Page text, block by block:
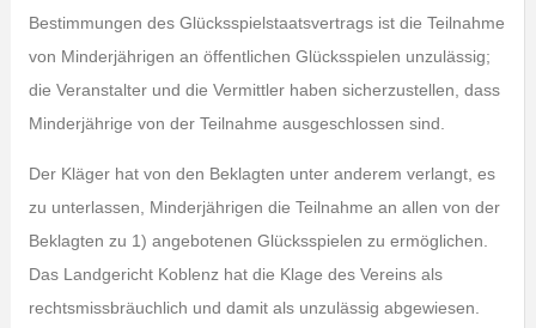
Bestimmungen des Glücksspielstaatsvertrags ist die Teilnahme
von Minderjährigen an öffentlichen Glücksspielen unzulässig;
die Veranstalter und die Vermittler haben sicherzustellen, dass
Minderjährige von der Teilnahme ausgeschlossen sind.
Der Kläger hat von den Beklagten unter anderem verlangt, es
zu unterlassen, Minderjährigen die Teilnahme an allen von der
Beklagten zu 1) angebotenen Glücksspielen zu ermöglichen.
Das Landgericht Koblenz hat die Klage des Vereins als
rechtsmissbräuchlich und damit als unzulässig abgewiesen.